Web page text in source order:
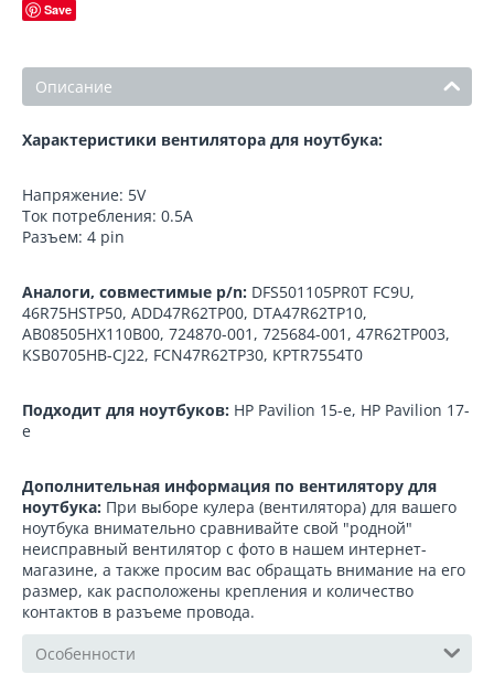
Save
Описание
Характеристики вентилятора для ноутбука:
Напряжение: 5V
Ток потребления: 0.5A
Разъем: 4 pin
Аналоги, совместимые p/n: DFS501105PR0T FC9U,
46R75HSTP50, ADD47R62TP00, DTA47R62TP10,
AB08505HX110B00, 724870-001, 725684-001, 47R62TP003,
KSB0705HB-CJ22, FCN47R62TP30, KPTR7554T0
Подходит для ноутбуков: HP Pavilion 15-e, HP Pavilion 17-
e
Дополнительная информация по вентилятору для
ноутбука: При выборе кулера (вентилятора) для вашего
ноутбука внимательно сравнивайте свой "родной"
неисправный вентилятор с фото в нашем интернет-
магазине, а также просим вас обращать внимание на его
размер, как расположены крепления и количество
контактов в разъеме провода.
Особенности